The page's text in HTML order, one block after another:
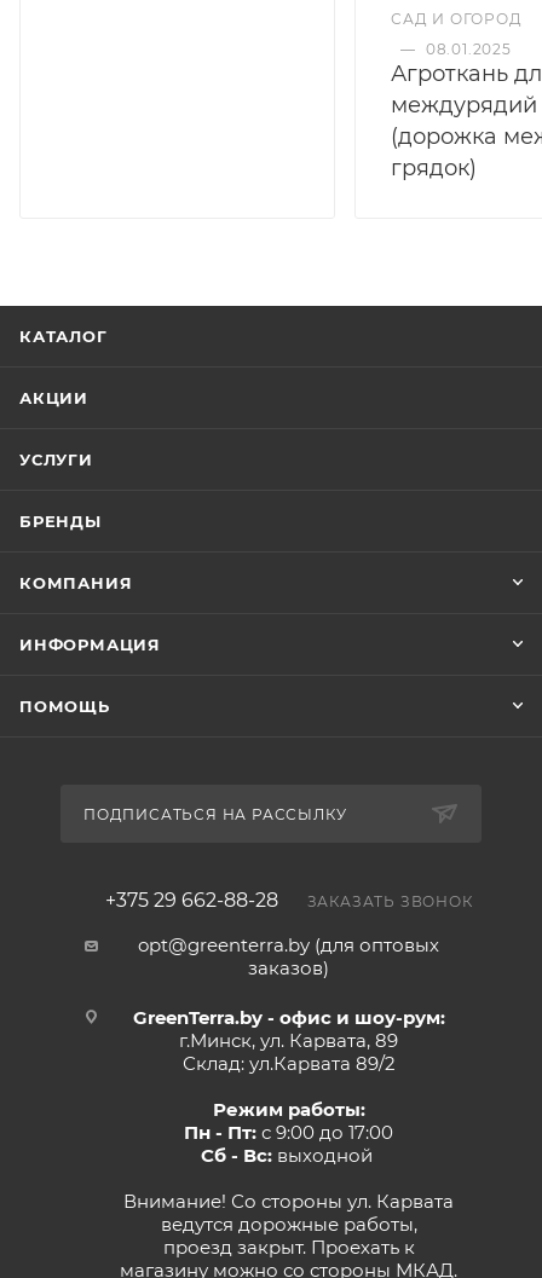
САД И ОГОРОД
— 08.01.2025
Агроткань
междурядий
(дорожка
грядок)
КАТАЛОГ
АКЦИИ
УСЛУГИ
БРЕНДЫ
КОМПАНИЯ
ИНФОРМАЦИЯ
ПОМОЩЬ
ПОДПИСАТЬСЯ НА РАССЫЛКУ
+375 29 662-88-28 ЗАКАЗАТЬ ЗВОНОК
opt@greenterra.by (для оптовых
заказов)
GreenTerra.by - офис и шоу-рум:
г.Минск, ул. Карвата, 89
Склад: ул.Карвата 89/2
Режим работы:
Пн - Пт: с 9:00 до 17:00
Сб - Вс:выходной
Внимание! Со стороны ул. Карвата
ведутся дорожные работы,
проезд закрыт. Проехать к
магазину можно со стороны МКАД.